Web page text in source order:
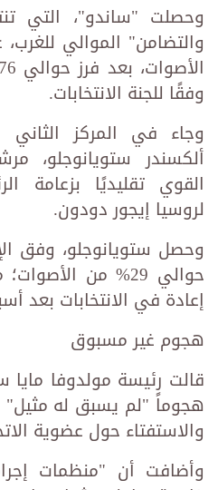
وحصلت "ساندو"، التي
وفقًا للجنة الانتخابات.
وجاء في المركز
ألكسندر ستويانوجلو،
القوي تقليديًا بزعامة
لروسيا إيجور دودون.
وحصل ستويانوجلو، وفق
حوالي 29% من
إعادة في الانتخابات بعد
هجوم غير مسبوق
قالت رئيسة مولدوفا
هجوماً "لم يسبق له مثيل"
والاستفتاء حول عضوية
وأضافت أن "منظمات